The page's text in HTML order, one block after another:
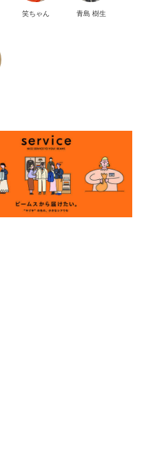
笑ちゃん 青島 樹生